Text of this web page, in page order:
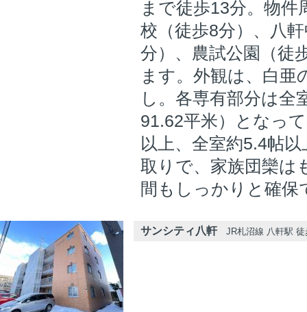
まで徒歩13分。物件
校（徒歩8分）、八
分）、農試公園（徒
ます。外観は、白亜
し。各専有部分は全
91.62平米）となっ
以上、全室約5.4帖
取りで、家族団欒は
間もしっかりと確保
サンシティ八軒JR札沼線 八軒駅 徒